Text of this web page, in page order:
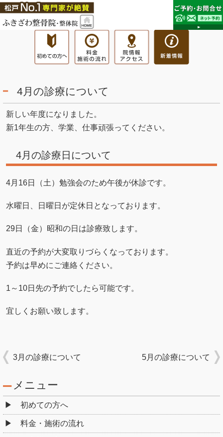
4月の診療について
新しい年度になりました。
新1年生の方、学業、仕事頑張ってください。
4月の診療日について
4月16日（土）勉強会のため午後が休診です。
水曜日、日曜日が定休日となっております。
29日（金）昭和の日は診療致します。
直近の予約が大変取りづらくなっております。
予約は早めにご連絡ください。
1～10日先の予約でしたら可能です。
宜しくお願い致します。
3月の診療について 5月の診療について
メニュー
初めての方へ
料金・施術の流れ